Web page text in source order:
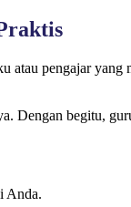
pengajar
Dengan begitu,
Anda.